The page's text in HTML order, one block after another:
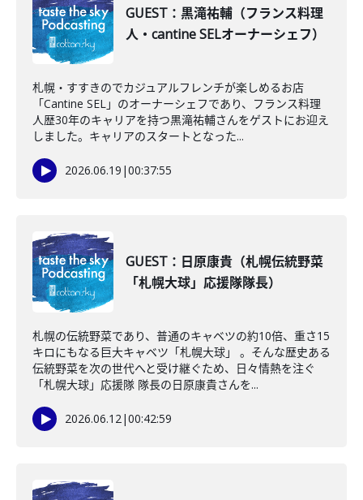
GUEST：黒滝祐輔（フランス料理
人・cantine SELオーナーシェフ）
札幌・すすきのでカジュアルフレンチが楽しめるお店
「Cantine SEL」のオーナーシェフであり、フランス料理
人歴30年のキャリアを持つ黒滝祐輔さんをゲストにお迎え
しました。キャリアのスタートとなった...
2026.06.19 |00:37:55
GUEST：日原康貴（札幌伝統野菜
「札幌大球」応援隊隊長）
札幌の伝統野菜であり、普通のキャベツの約10倍、重さ15
キロにもなる巨大キャベツ「札幌大球」 。そんな歴史ある
伝統野菜を次の世代へと受け継ぐため、日々情熱を注ぐ
「札幌大球」応援隊 隊長の日原康貴さんを...
2026.06.12|00:42:59